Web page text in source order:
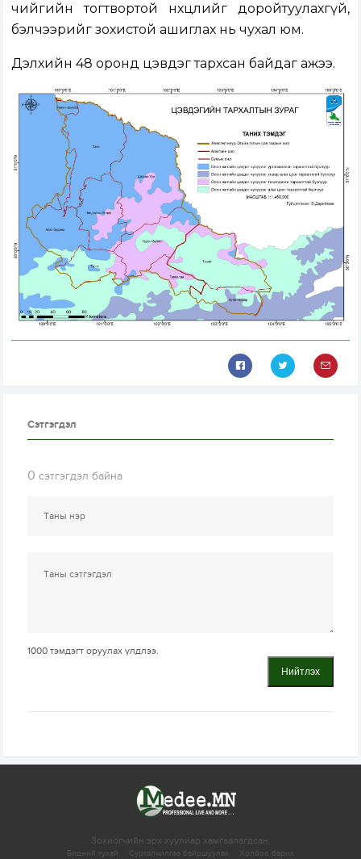
чийгийн тогтвортой нөхцөлийг доройтуулахгүй,
бэлчээрийг зохистой ашиглах нь чухал юм.
Дэлхийн 48 оронд цэвдэг тархсан байдаг ажээ.
Сэтгэгдэл
0 сэтгэгдэл байна
1000 тэмдэгт оруулах үлдлээ.
Нийтлэх
Зохиогчийн эрх хуулиар хамгаалагдсан.
Бидний тухай Сурталчилгаа байршуулах Холбоо барих